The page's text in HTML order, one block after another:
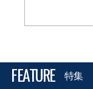
FEATURE 特集